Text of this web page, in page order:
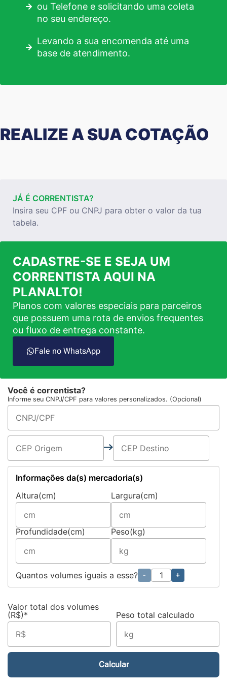
ou Telefone e solicitando uma coleta
no seu endereço.
Levando a sua encomenda até uma
base de atendimento.
REALIZE A SUA COTAÇÃO
JÁ É CORRENTISTA?
Insira seu CPF ou CNPJ para obter o valor da tua
tabela.
CADASTRE-SE E SEJA UM
CORRENTISTA AQUI NA
PLANALTO!
Planos com valores especiais para parceiros
que possuem uma rota de envios frequentes
ou fluxo de entrega constante.
Fale no WhatsApp
Você é correntista?
Informe seu CNPJ/CPF para valores personalizados. (Opcional)
Informações da(s) mercadoria(s)
Altura(cm)
Largura(cm)
Profundidade(cm) Peso(kg)
Quantos volumes iguais a esse? - +
Valor total dos volumes
(R$)*
Peso total calculado
Calcular